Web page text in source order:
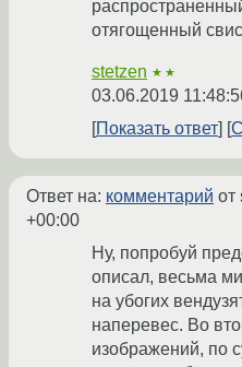
отягощенный
stetzen ★★
03.06.2019
Показать ответ
Ответ на: комментарий от
+00:00
Ну, попробуй
описал, весьма
на убогих
наперевес. Во
изображений, по